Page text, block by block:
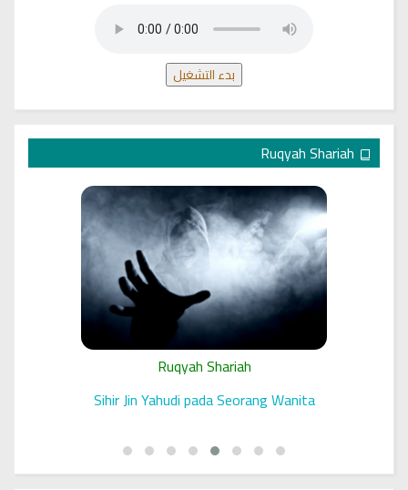
بدء التشغيل
Ruqyah Shariah
Sihir Jin Yahudi pada Seorang Wanita